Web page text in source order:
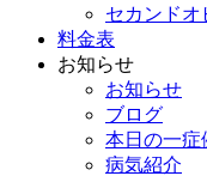
セカンドオ
料金表
お知らせ
お知らせ
ブログ
本日の一症
病気紹介